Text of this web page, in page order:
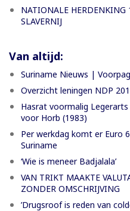
NATIONALE HERDENKING
SLAVERNIJ
Van altijd:
Suriname Nieuws |
Overzicht leningen NDP
Hasrat voormalig
voor Horb (1983)
Per werkdag komt er Euro
Suriname
‘Wie is meneer Badjalala’
VAN TRIKT MAAKTE
ZONDER OMSCHRIJVING
’Drugsroof is reden van